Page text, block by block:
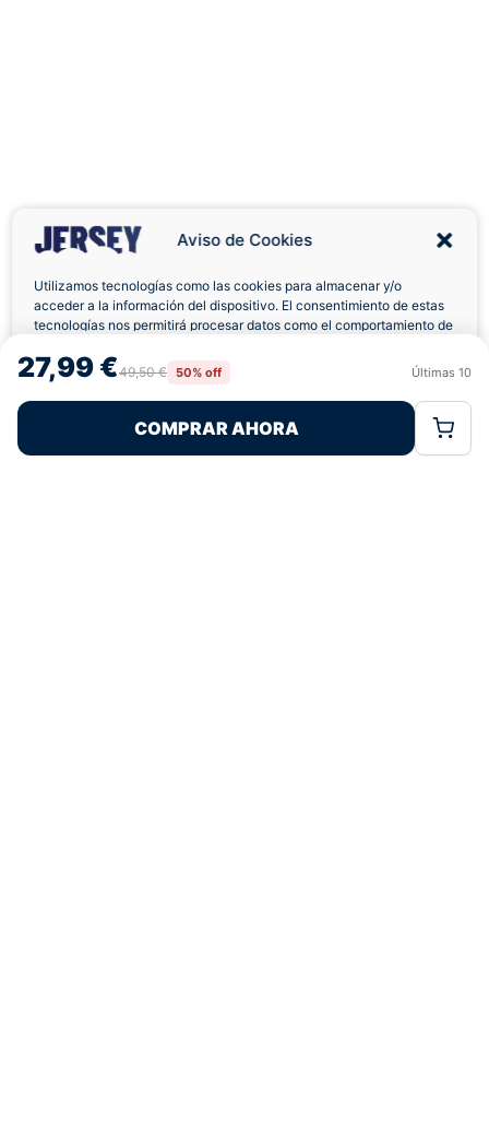
Aviso de Cookies
Utilizamos tecnologías como las cookies para almacenar y/o
acceder a la información del dispositivo. El consentimiento de estas
tecnologías nos permitirá procesar datos como el comportamiento de
retirar el consentimiento, puede afectar negativamente a ciertas
características y funciones.
Rechazar
Política de CookiesPolítica de Privacidad
27,99 €49,50 € 50% off Últimas 10
COMPRAR AHORA
Envíos a Domicilio Devolución 7 Días
Pagos 100% Seguros Ofertas Sin Límites